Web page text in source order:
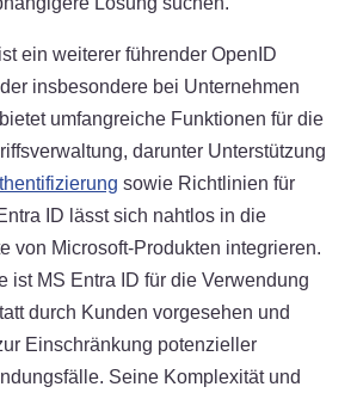
ein weiterer führender OpenID
insbesondere bei Unternehmen
umfangreiche Funktionen für die
darunter Unterstützung
sowie Richtlinien für
ID lässt sich nahtlos in die
von Microsoft-Produkten integrieren.
ist MS Entra ID für die Verwendung
durch Kunden vorgesehen und
Einschränkung potenzieller
Seine Komplexität und